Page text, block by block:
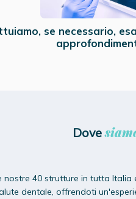
se necessario,
Dove
40 strutture in tutta Italia
dentale, offrendoti